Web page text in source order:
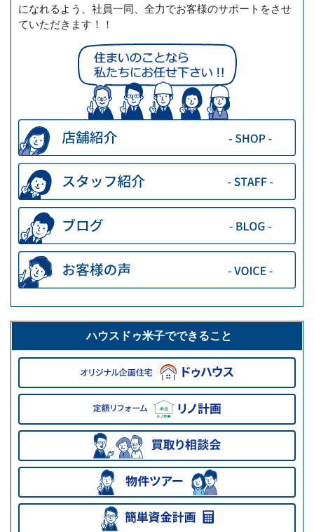
になれるよう、社員一同、全力でお客様のサポートをさせ
ていただきます！！
ハウスドゥ米子でできること